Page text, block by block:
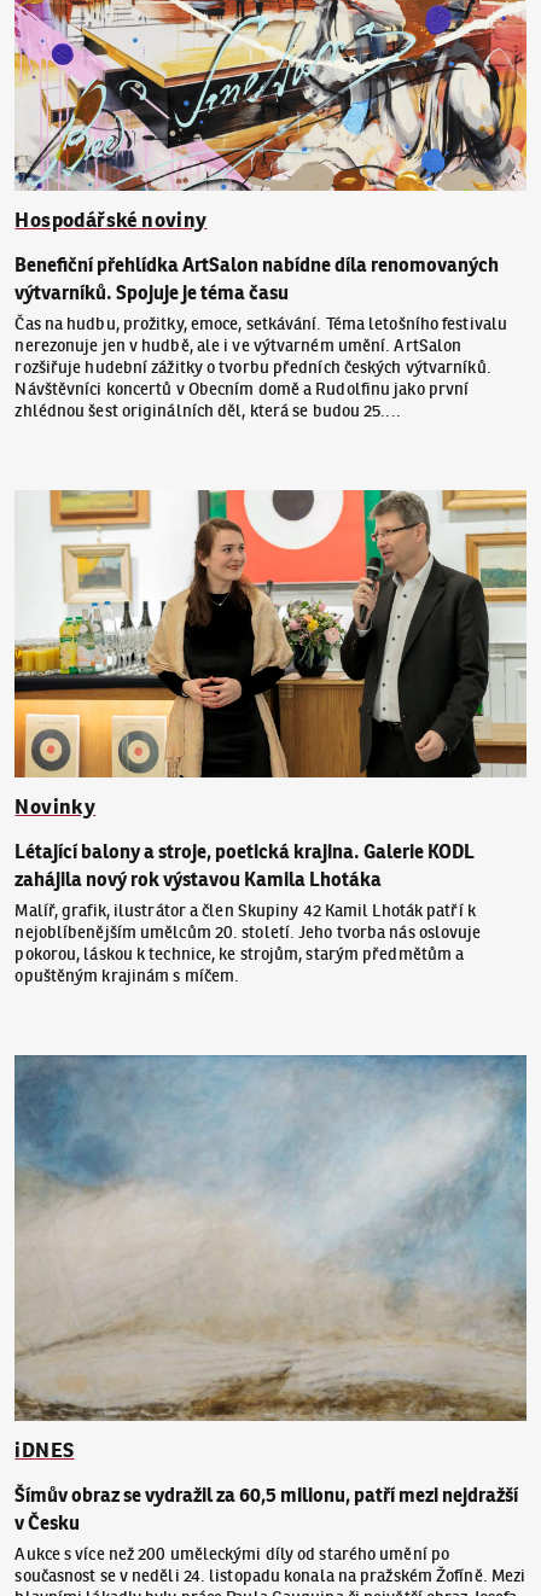
Hospodářské noviny
Benefiční přehlídka ArtSalon nabídne díla renomovaných
výtvarníků. Spojuje je téma času
Čas na hudbu, prožitky, emoce, setkávání. Téma letošního festivalu
nerezonuje jen v hudbě, ale i ve výtvarném umění. ArtSalon
rozšiřuje hudební zážitky o tvorbu předních českých výtvarníků.
Návštěvníci koncertů v Obecním domě a Rudolfinu jako první
zhlédnou šest originálních děl, která se budou 25....
Novinky
Létající balony a stroje, poetická krajina. Galerie KODL
zahájila nový rok výstavou Kamila Lhotáka
Malíř, grafik, ilustrátor a člen Skupiny 42 Kamil Lhoták patří k
nejoblíbenějším umělcům 20. století. Jeho tvorba nás oslovuje
pokorou, láskou k technice, ke strojům, starým předmětům a
opuštěným krajinám s míčem.
iDNES
Šímův obraz se vydražil za 60,5 milionu, patří mezi nejdražší
v Česku
Aukce s více než 200 uměleckými díly od starého umění po
současnost se v neděli 24. listopadu konala na pražském Žofíně. Mezi